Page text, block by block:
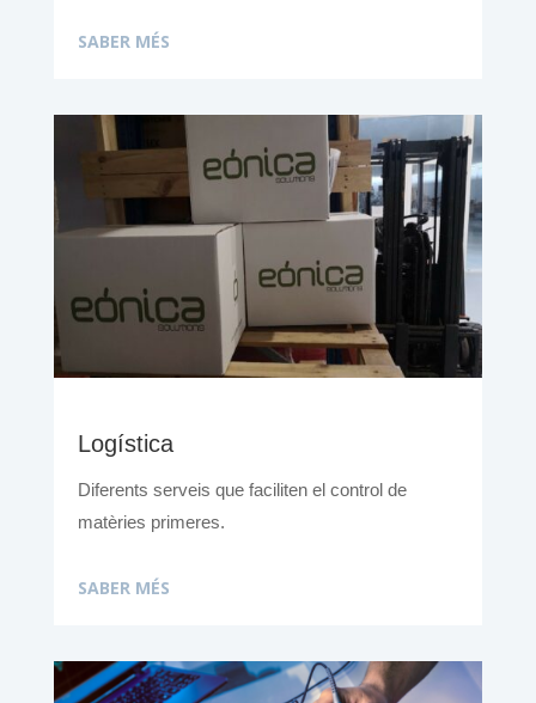
SABER MÉS
Logística
Diferents serveis que faciliten el control de
matèries primeres.
SABER MÉS